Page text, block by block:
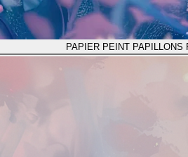
PAPIER PEINT PAPILLONS